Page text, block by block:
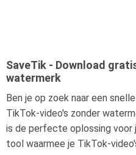
SaveTik - Download
watermerk
Ben je op zoek naar een
TikTok-video's zonder
is de perfecte oplossing voor
tool waarmee je TikTok-